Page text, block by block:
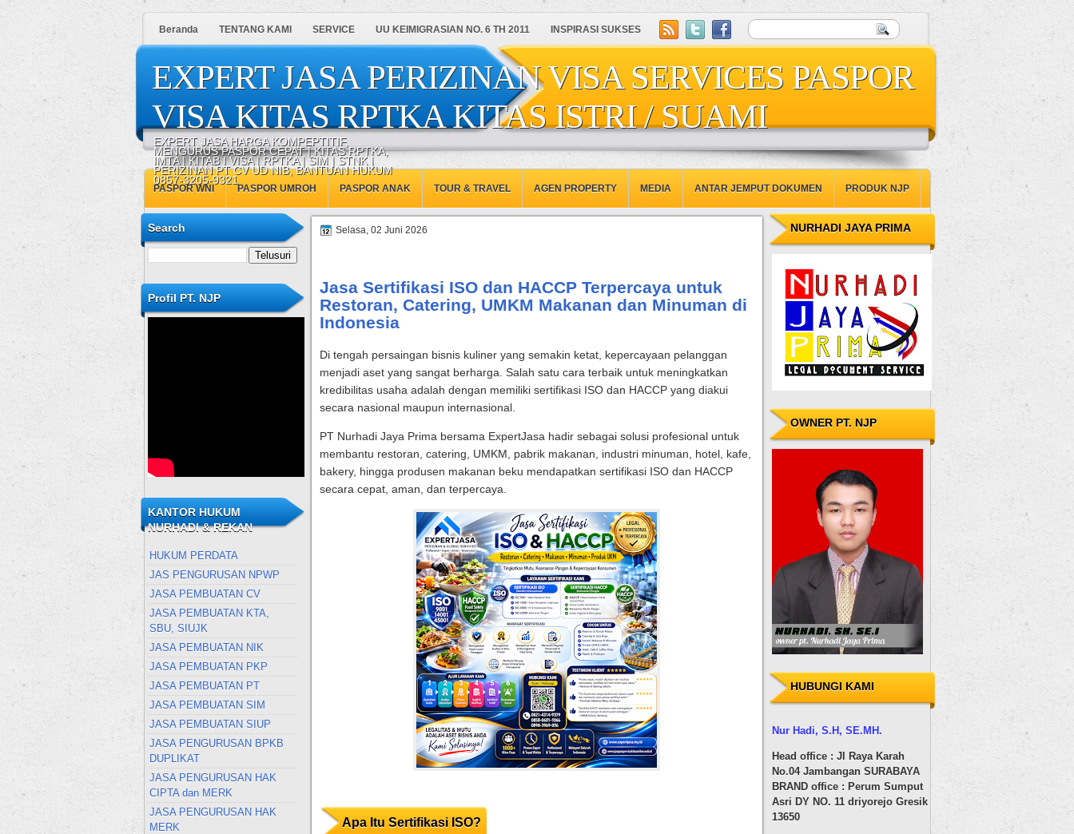
Beranda TENTANG KAMI SERVICE UU KEIMIGRASIAN NO. 6 TH 2011 INSPIRASI SUKSES
EXPERT JASA PERIZINAN VISA SERVICES PASPOR
VISA KITAS RPTKA KITAS ISTRI / SUAMI
EXPERT JASA HARGA KOMPEPTITIF,
MENGURUS PASPOR CEPAT | KITAS RPTKA,
IMTA | KITAB I VISA | RPTKA | SIM | STNK |
PERIZINAN PT CV UD NIB, BANTUAN HUKUM
0857-3205-9321
PASPOR WNI PASPOR UMROH PASPOR ANAK TOUR & TRAVEL AGEN PROPERTY MEDIA ANTAR JEMPUT DOKUMEN PRODUK NJP
Search
Profil PT. NJP
KANTOR HUKUM
NURHADI & REKAN
HUKUM PERDATA
JAS PENGURUSAN NPWP
JASA PEMBUATAN CV
JASA PEMBUATAN KTA,
SBU, SIUJK
JASA PEMBUATAN NIK
JASA PEMBUATAN PKP
JASA PEMBUATAN PT
JASA PEMBUATAN SIM
JASA PEMBUATAN SIUP
JASA PENGURUSAN BPKB
DUPLIKAT
JASA PENGURUSAN HAK
CIPTA dan MERK
JASA PENGURUSAN HAK
MERK
Selasa, 02 Juni 2026
Jasa Sertifikasi ISO dan HACCP Terpercaya untuk
Restoran, Catering, UMKM Makanan dan Minuman di
Indonesia
Di tengah persaingan bisnis kuliner yang semakin ketat, kepercayaan pelanggan
menjadi aset yang sangat berharga. Salah satu cara terbaik untuk meningkatkan
kredibilitas usaha adalah dengan memiliki sertifikasi ISO dan HACCP yang diakui
secara nasional maupun internasional.
PT Nurhadi Jaya Prima bersama ExpertJasa hadir sebagai solusi profesional untuk
membantu restoran, catering, UMKM, pabrik makanan, industri minuman, hotel, kafe,
bakery, hingga produsen makanan beku mendapatkan sertifikasi ISO dan HACCP
secara cepat, aman, dan terpercaya.
Apa Itu Sertifikasi ISO?
NURHADI JAYA PRIMA
OWNER PT. NJP
HUBUNGI KAMI
Nur Hadi, S.H , SE.MH.
Head office : Jl Raya Karah
No.04 Jambangan SURABAYA
BRAND office : Perum Sumput
Asri DY NO. 11 driyorejo Gresik
13650